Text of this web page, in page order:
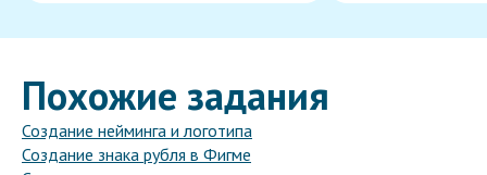
Похожие задания
Создание нейминга и логотипа
Создание знака рубля в Фигме